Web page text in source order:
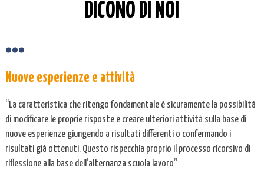
DICONO DI NOI
Nuove esperienze e attività
“La caratteristica che ritengo fondamentale è sicuramente la possibilità
di modificare le proprie risposte e creare ulteriori attività sulla base di
nuove esperienze giungendo a risultati differenti o confermando i
risultati già ottenuti. Questo rispecchia proprio il processo ricorsivo di
riflessione alla base dell’alternanza scuola lavoro”